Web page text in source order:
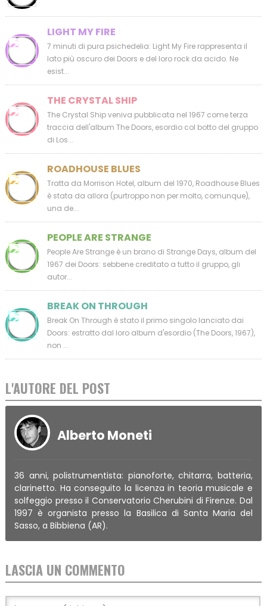
LIGHT MY FIRE
7 minuti di pura psichedelia: Light My Fire rappresenta il
lato più oscuro dei Doors e del loro rock da acido. Ne
esist...
THE CRYSTAL SHIP
The Crystal Ship veniva pubblicata nel 1967 come terza
traccia dell'album The Doors, esordio col botto del gruppo
di Los...
ROADHOUSE BLUES
Tratta da Morrison Hotel, album del 1970, Roadhouse Blues
è stata da allora (purtroppo non per molto, comunque),
una de...
PEOPLE ARE STRANGE
People Are Strange è un brano di Strange Days, album del
1967 dei Doors: sebbene creditato a tutto il gruppo, gli
autor...
BREAK ON THROUGH
Break On Through è stato il primo singolo lanciato dai
Doors: estratto dal loro album d'esordio (The Doors, 1967),
non ...
L'AUTORE DEL POST
Alberto Moneti
36 anni, polistrumentista: pianoforte, chitarra, batteria,
clarinetto. Ha conseguito la licenza in teoria musicale e
solfeggio presso il Conservatorio Cherubini di Firenze. Dal
1997 è organista presso la Basilica di Santa Maria del
Sasso, a Bibbiena (AR).
LASCIA UN COMMENTO